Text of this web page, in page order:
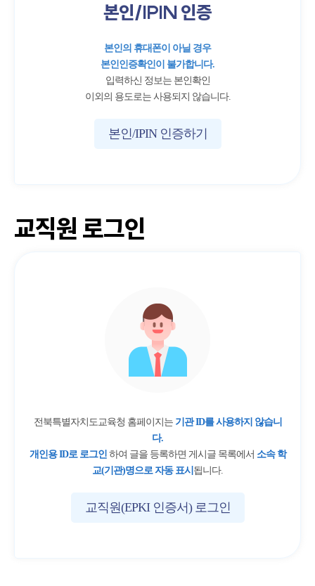
본인/IPIN 인증
본인의 휴대폰이 아닐 경우
본인인증확인이 불가합니다.
입력하신 정보는 본인확인
이외의 용도로는 사용되지 않습니다.
본인/IPIN 인증하기
교직원 로그인
전북특별자치도교육청 홈페이지는 기관 ID를 사용하지 않습니
다.
개인용 ID로 로그인하여 글을 등록하면 게시글 목록에서 소속 학
교(기관)명으로 자동 표시 됩니다.
교직원(EPKI 인증서) 로그인